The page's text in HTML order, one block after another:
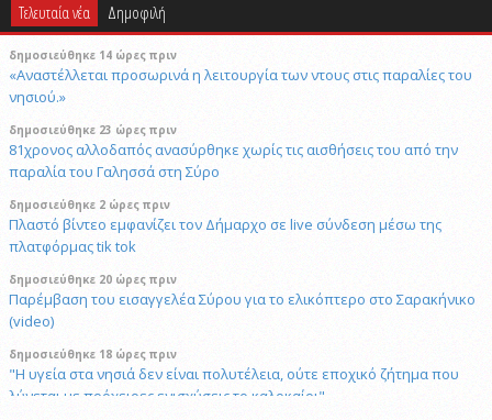
Τελευταία νέα Δημοφιλή
δημοσιεύθηκε 14 ώρες πριν
«Αναστέλλεται προσωρινά η λειτουργία των ντους στις παραλίες του
νησιού.»
δημοσιεύθηκε 23 ώρες πριν
81χρονος αλλοδαπός ανασύρθηκε χωρίς τις αισθήσεις του από την
παραλία του Γαλησσά στη Σύρο
δημοσιεύθηκε 2 ώρες πριν
Πλαστό βίντεο εμφανίζει τον Δήμαρχο σε live σύνδεση μέσω της
πλατφόρμας tik tok
δημοσιεύθηκε 20 ώρες πριν
Παρέμβαση του εισαγγελέα Σύρου για το ελικόπτερο στο Σαρακήνικο
(video)
δημοσιεύθηκε 18 ώρες πριν
"Η υγεία στα νησιά δεν είναι πολυτέλεια, ούτε εποχικό ζήτημα που
λύνεται με πρόχειρες ενισχύσεις το καλοκαίρι"